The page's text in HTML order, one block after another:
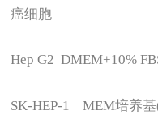
癌细胞
Hep G2 DMEM+10%
SK-HEP-1 MEM培养